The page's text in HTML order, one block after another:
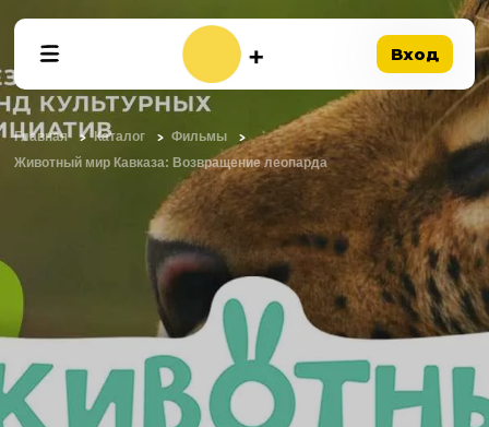
Вход
Главная Каталог
Фильмы
Животный мир Кавказа: Возвращение леопарда